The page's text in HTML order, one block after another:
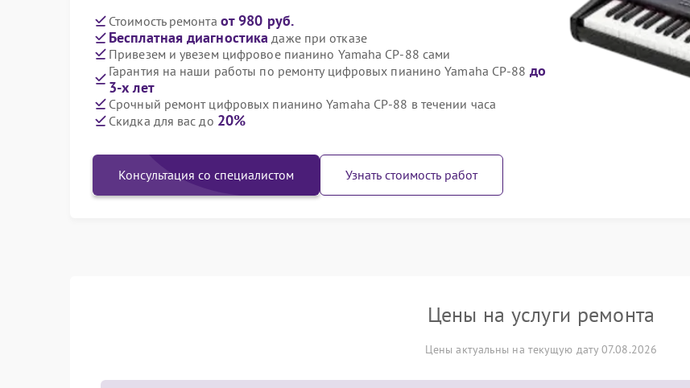
Стоимость ремонта от 980 руб.
Бесплатная диагностика даже при отказе
Привезем и увезем цифровое пианино Yamaha CP-88 сами
Гарантия на наши работы по ремонту цифровых пианино Yamaha CP-88 до
3-х лет
Срочный ремонт цифровых пианино Yamaha CP-88 в течении часа
Скидка для вас до 20%
Консультация со специалистом Узнать стоимость работ
Цены на услуги ремонта
Цены актуальны на текущую дату 07.08.2026